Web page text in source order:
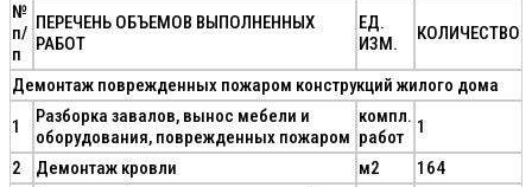
№
п/
п
ПЕРЕЧЕНЬ ОБЪЕМОВ ВЫПОЛНЕННЫХ
РАБОТ
ЕД.
ИЗМ.
КОЛИЧЕСТВО
Демонтаж поврежденных пожаром конструкций жилого дома
1
Разборка завалов, вынос мебели и
оборудования, поврежденных пожаром
компл.
работ
1
2
Демонтаж кровли м2 164